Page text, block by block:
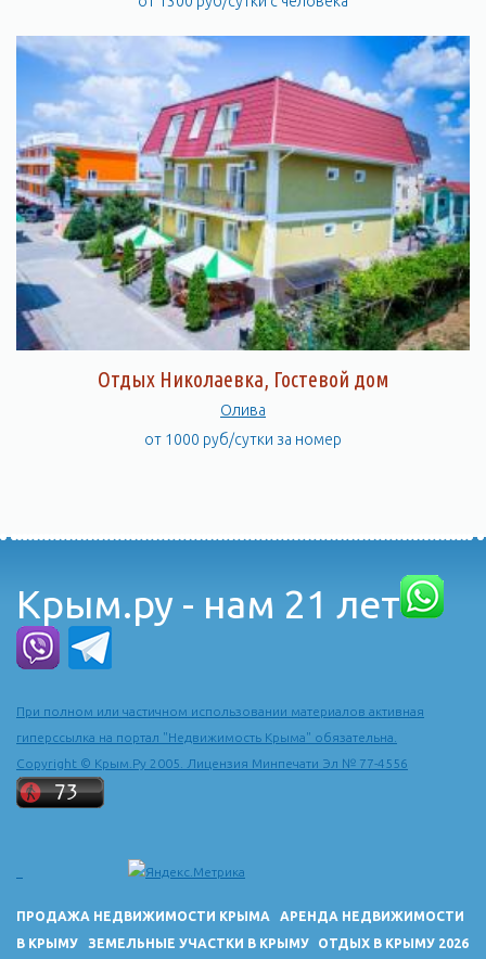
Отдых Николаевка, Гостевой дом
Олива
от 1000 руб/сутки за номер
Крым.ру - нам 21 лет
При полном или частичном использовании материалов активная
гиперссылка на портал "Недвижимость Крыма" обязательна.
Copyright © Крым.Ру 2005. Лицензия Минпечати Эл № 77-4556
ПРОДАЖА НЕДВИЖИМОСТИ КРЫМА
АРЕНДА НЕДВИЖИМОСТИ
В КРЫМУ
ЗЕМЕЛЬНЫЕ УЧАСТКИ В КРЫМУ ОТДЫХ В КРЫМУ 2026